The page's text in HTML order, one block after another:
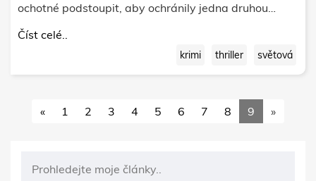
ochotné podstoupit, aby ochránily jedna druhou…
Číst celé..
krimi thriller světová
« 1 2 3 4 5 6 7 8 9 »